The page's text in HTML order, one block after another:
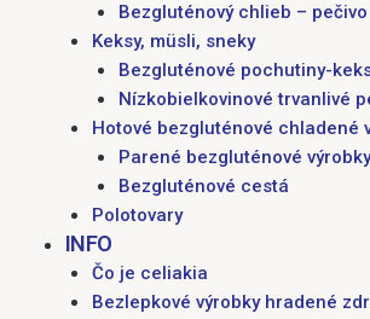
Bezgluténový chlieb – pečivo
Keksy, müsli, sneky
Bezgluténové pochutiny-
Nízkobielkovinové trvanlivé
Hotové bezgluténové chladené
Parené bezgluténové výrobky
Bezgluténové cestá
Polotovary
INFO
Čo je celiakia
Bezlepkové výrobky hradené